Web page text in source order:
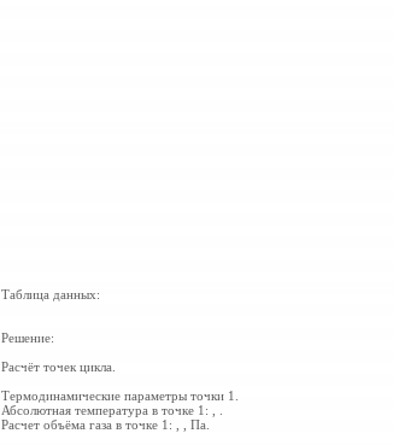
Таблица данных:
Решение:
Расчёт точек цикла.
Термодинамические параметры точки 1.
Абсолютная температура в точке 1:
Расчет объёма газа в точке 1:
Па.